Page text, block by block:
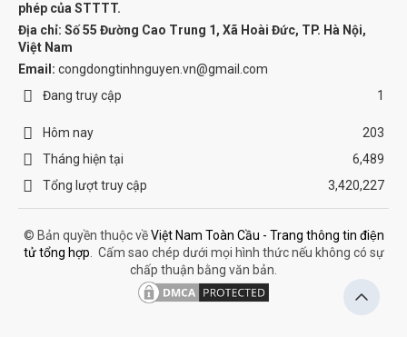
phép của STTTT.
Địa chỉ: Số 55 Đường Cao Trung 1, Xã Hoài Đức, TP. Hà Nội,
Việt Nam
Email: congdongtinhnguyen.vn@gmail.com
Đang truy cập
1
Hôm nay
203
Tháng hiện tại
6,489
Tổng lượt truy cập
3,420,227
© Bản quyền thuộc vềViệt Nam Toàn Cầu - Trang thông tin điện
tử tổng hợp
Cấm sao chép dưới mọi hình thức nếu không có sự
chấp thuận bằng văn bản.